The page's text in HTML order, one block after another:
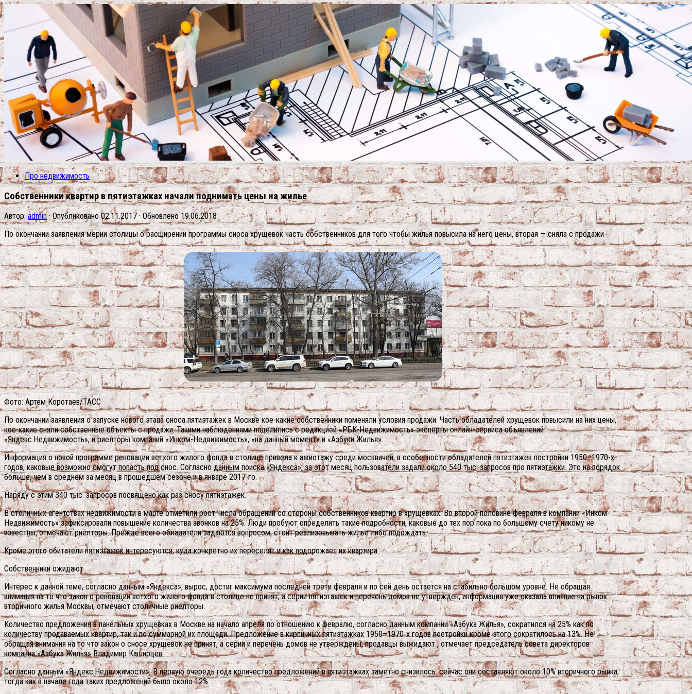
Про недвижимость
Собственники квартир в пятиэтажках начали поднимать цены на жилье
Автор:admin · Опубликовано02.11.2017· Обновлено19.06.2018
По окончании заявления мерии столицы о расширении программы сноса хрущевок часть собственников для того чтобы жилья повысила на него цены, вторая — сняла с продажи
Фото: Артем Коротаев/ТАСС
По окончании заявления о запуске нового этапа сноса пятиэтажек в Москве кое-какие собственники поменяли условия продажи. Часть обладателей хрущевок повысили на них цены,
кое-какие сняли собственные объекты с продажи. Такими наблюдениями поделились с редакцией «РБК-Недвижимость» эксперты онлайн-сервиса объявлений
«Яндекс.Недвижимость», и риелторы компаний «Инком-Недвижимость», «на данный момент» и «Азбуки Жилья».
Информация о новой программе реновации ветхого жилого фонда в столице привела к ажиотажу среди москвичей, в особенности обладателей пятиэтажек постройки 1950–1970-х
годов, каковые возможно смогут попасть под снос. Согласно данным поиска «Яндекса», за этот месяц пользователи задали около 540 тыс. запросов про пятиэтажки. Это на порядок
больше, чем в среднем за месяц в прошедшем сезоне и в январе 2017-го.
Наряду с этим 340 тыс.запросов посвящено как раз сносу пятиэтажек.
В столичных агентствах недвижимости в марте отметили рост числа обращений со стороны собственников квартир в хрущевках. Во второй половине февраля в компании «Инком-
Недвижимость» зафиксировали повышение количества звонков на 25%. Люди пробуют определить такие подробности, каковые до тех пор пока по большому счету никому не
известны, отмечают риелторы. Прежде всего обладатели задаются вопросом, стоит реализовывать жилье либо подождать.
Кроме этого обитатели пятиэтажек интересуются, куда конкретно их переселят и как подорожает их квартира.
Собственники ожидают
Интерес к данной теме, согласно данным «Яндекса», вырос, достиг максимума последней трети февраля и по сей день остается на стабильно большом уровне. Не обращая
внимания на то что закон о реновации ветхого жилого фонда в столице не принят, а серии пятиэтажек и перечень домов не утвержден, информация уже оказала влияние на рынок
вторичного жилья Москвы, отмечают столичные риелторы.
Количество предложения в панельных хрущевках в Москве на начало апреля по отношению к февралю, согласно данным компании «Азбука Жилья», сократился на 25% как по
количеству продаваемых квартир, так и по суммарной их площади. Предложение в кирпичных пятиэтажках 1950–1970-х годов постройки кроме этого сократилось на 13%. Не
обращая внимания на то что закон о сносе хрущевок не принят, а серии и перечень домов не утверждены, продавцы выжидают , отмечает председатель совета директоров
компании «Азбука Жилья» Владимир Каширцев.
Согласно данным «Яндекс.Недвижимости», В первую очередь года количество предложений в пятиэтажках заметно снизилось: сейчас они составляют около 10% вторичного рынка,
тогда как в начале года таких предложений было около 12%.